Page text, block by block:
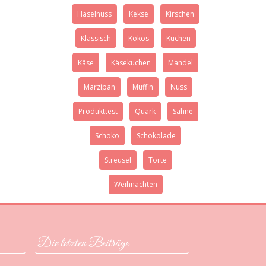
Haselnuss Kekse Kirschen
Klassisch Kokos Kuchen
Käse Käsekuchen Mandel
Marzipan Muffin Nuss
Produkttest Quark Sahne
Schoko Schokolade
Streusel Torte
Weihnachten
Die letzten Beiträge